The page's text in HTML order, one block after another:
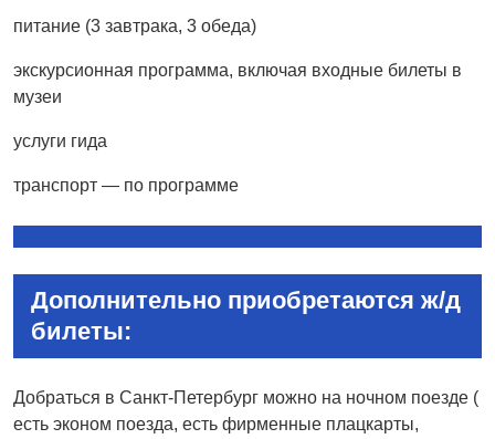
питание (3 завтрака, 3 обеда)
экскурсионная программа, включая входные билеты в
музеи
услуги гида
транспорт — по программе
Дополнительно приобретаются ж/д
билеты:
Добраться в Санкт-Петербург можно на ночном поезде (
есть эконом поезда, есть фирменные плацкарты,